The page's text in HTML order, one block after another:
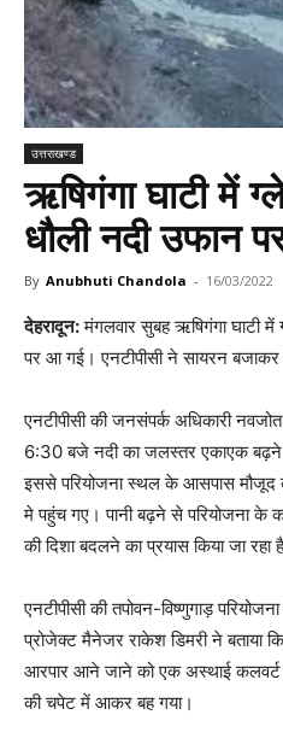
उत्तराखण्ड
ऋषिगंगा घाटी में
धौली नदी उफान
By Anubhuti Chandola - 16/03/2022
देहरादून:मंगलवार सुबह ऋषिगंगा घाटी
पर आ गई। एनटीपीसी ने सायरन बजाकर
एनटीपीसी की जनसंपर्क अधिकारी
6:30 बजे नदी का जलस्तर एकाएक बढ़ने
इससे परियोजना स्थल के आसपास मौजूद
मे पहुंच गए। पानी बढ़ने से परियोजना के
की दिशा बदलने का प्रयास किया जा रहा
एनटीपीसी की तपोवन-विष्णुगाड़
प्रोजेक्ट मैनेजर राकेश डिमरी ने बताया
आरपार आने जाने को एक अस्थाई कलवर्ट
की चपेट में आकर बह गया।